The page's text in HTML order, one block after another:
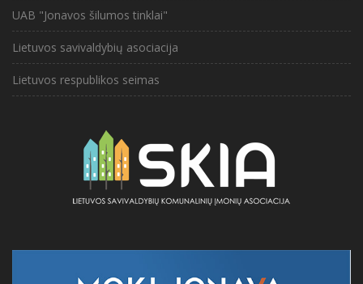
UAB "Jonavos šilumos tinklai"
Lietuvos savivaldybių asociacija
Lietuvos respublikos seimas